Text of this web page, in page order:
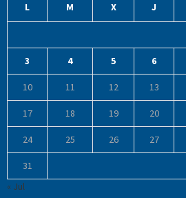
L M X J
3 4 5 6
10 11 12 13
17 18 19 20
24 25 26 27
31
« Jul